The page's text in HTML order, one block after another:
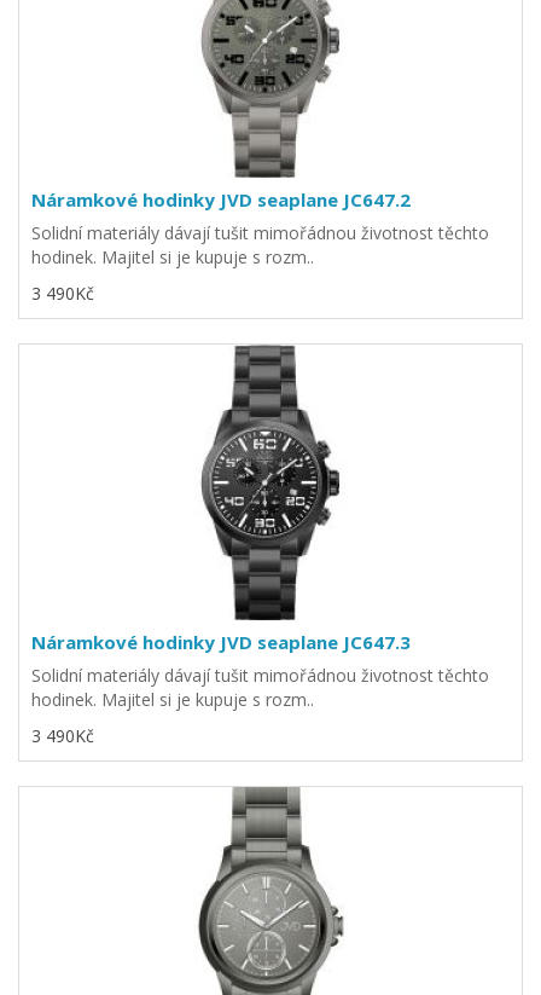
Náramkové hodinky JVD seaplane JC647.2
Solidní materiály dávají tušit mimořádnou životnost těchto
hodinek. Majitel si je kupuje s rozm..
3 490Kč
Náramkové hodinky JVD seaplane JC647.3
Solidní materiály dávají tušit mimořádnou životnost těchto
hodinek. Majitel si je kupuje s rozm..
3 490Kč